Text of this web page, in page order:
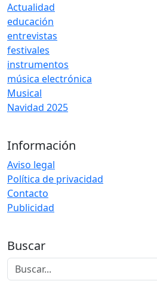
Actualidad
educación
entrevistas
festivales
instrumentos
música electrónica
Musical
Navidad 2025
Información
Aviso legal
Política de privacidad
Contacto
Publicidad
Buscar